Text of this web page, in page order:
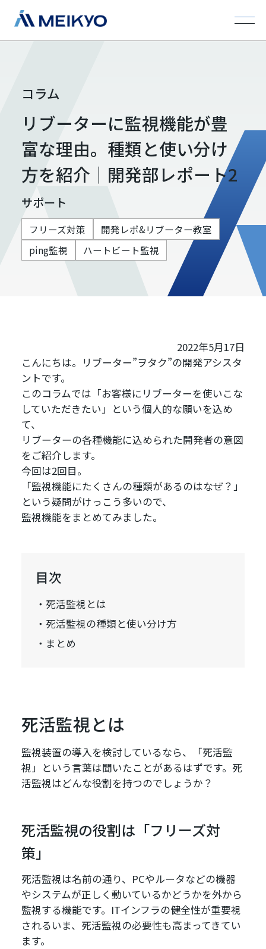
コラム
リブーターに監視機能が豊
富な理由。種類と使い分け
方を紹介｜開発部レポート2
サポート
フリーズ対策
開発レポ&リブーター教室
ping監視
ハートビート監視
2022年5月17日
こんにちは。リブーター”ヲタク”の開発アシスタ
ントです。
このコラムでは「お客様にリブーターを使いこな
していただきたい」という個人的な願いを込め
て、
リブーターの各種機能に込められた開発者の意図
をご紹介します。
今回は2回目。
「監視機能にたくさんの種類があるのはなぜ？」
という疑問がけっこう多いので、
監視機能をまとめてみました。
目次
死活監視とは
死活監視の種類と使い分け方
まとめ
死活監視とは
監視装置の導入を検討しているなら、「死活監
視」という言葉は聞いたことがあるはずです。死
活監視はどんな役割を持つのでしょうか？
死活監視の役割は「フリーズ対
策」
死活監視は名前の通り、PCやルータなどの機器
やシステムが正しく動いているかどうかを外から
監視する機能です。ITインフラの健全性が重要視
されるいま、死活監視の必要性も高まってきてい
ます。